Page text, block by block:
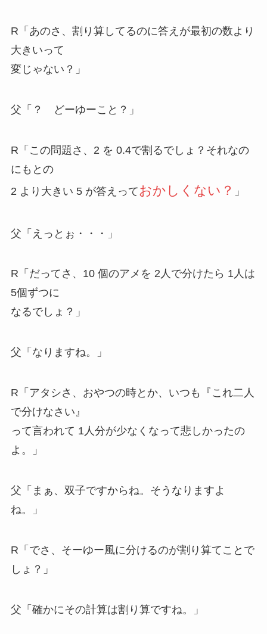
R「あのさ、割り算してるのに答えが最初の数より
大きいって
変じゃない？ 」
父「？ どーゆーこと？」
R「この問題さ、2 を 0.4で割るでしょ？それなの
にもとの
2 より大きい 5 が答えって おかしくない？ 」
父「えっとぉ・・・」
R「だってさ、10 個のアメを 2人で分けたら 1人は
5個ずつに
なるでしょ？」
父「なりますね。」
R「アタシさ、おやつの時とか、いつも『これ二人
で分けなさい』
って言われて 1人分が少なくなって悲しかったの
よ。」
父「まぁ、双子ですからね。そうなりますよ
ね。」
R「でさ、そーゆー風に分けるのが割り算てことで
しょ？」
父「確かにその計算は割り算ですね。」